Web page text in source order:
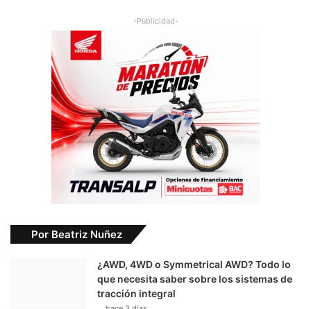
-Publicidad-
Por Beatriz Nuñez
¿AWD, 4WD o Symmetrical AWD? Todo lo
que necesita saber sobre los sistemas de
tracción integral